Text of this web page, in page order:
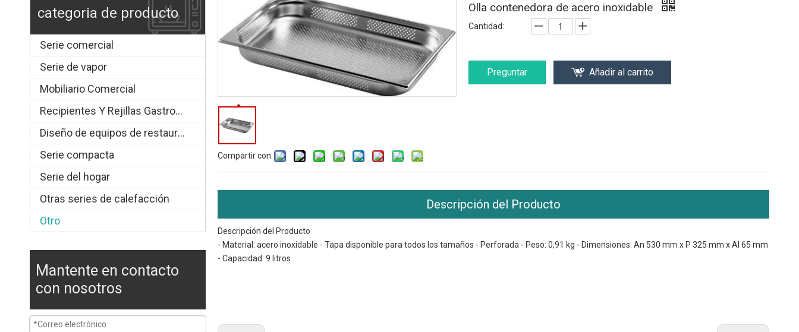
categoria de producto
Serie comercial
Serie de vapor
Mobiliario Comercial
Recipientes Y Rejillas Gastronorm
Diseño de equipos de restauración.
Serie compacta
Serie del hogar
Otras series de calefacción
Otro
Mantente en contacto
con nosotros
Compartir con:
Olla contenedora de acero inoxidable
Cantidad:
Preguntar Añadir al carrito
Descripción del Producto
Descripción del Producto
- Material: acero inoxidable - Tapa disponible para todos los tamaños - Perforada - Peso: 0,91 kg - Dimensiones: An 530 mm x P 325 mm x Al 65 mm
- Capacidad: 9 litros